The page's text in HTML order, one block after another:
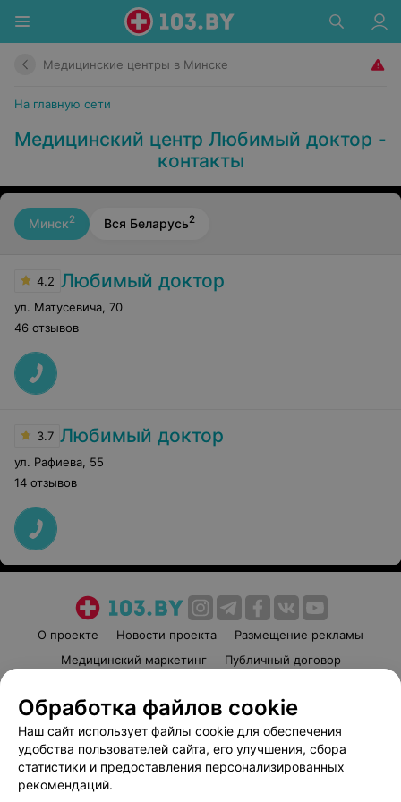
Медицинские центры в Минске
На главную сети
Медицинский центр Любимый доктор -
контакты
Минск2 Вся Беларусь2
4.2 Любимый доктор
ул. Матусевича 70
46 отзывов
3.7 Любимый доктор
ул. Рафиева, 55
14 отзывов
О проекте Новости проекта
Размещение рекламы
Медицинский маркетинг
Публичный договор
Вакансии
Партнеры
Написать руководителю 103.by
Написать в поддержку
Персональные настройки cookie
Обработка файлов cookie
Наш сайт использует файлы cookie для обеспечения
удобства пользователей сайта, его улучшения, сбора
статистики и предоставления персонализированных
рекомендаций.